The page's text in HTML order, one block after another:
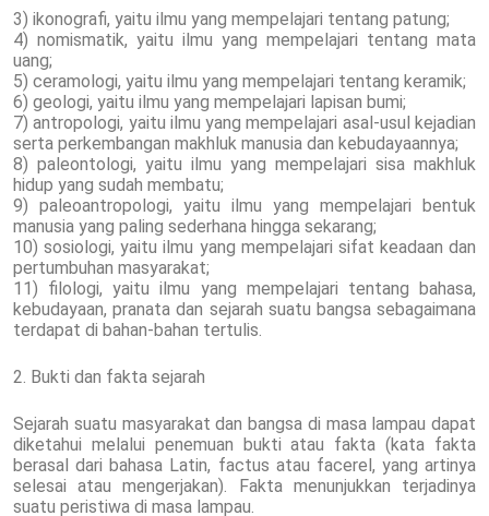
3) ikonografi, yaitu ilmu yang mempelajari tentang patung;
4) nomismatik, yaitu ilmu yang mempelajari tentang mata
uang;
5) ceramologi, yaitu ilmu yang mempelajari tentang keramik;
6) geologi, yaitu ilmu yang mempelajari lapisan bumi;
7) antropologi, yaitu ilmu yang mempelajari asal-usul kejadian
serta perkembangan makhluk manusia dan kebudayaannya;
8) paleontologi, yaitu ilmu yang mempelajari sisa makhluk
hidup yang sudah membatu;
9) paleoantropologi, yaitu ilmu yang mempelajari bentuk
manusia yang paling sederhana hingga sekarang;
10) sosiologi, yaitu ilmu yang mempelajari sifat keadaan dan
pertumbuhan masyarakat;
11) filologi, yaitu ilmu yang mempelajari tentang bahasa,
kebudayaan, pranata dan sejarah suatu bangsa sebagaimana
terdapat di bahan-bahan tertulis.
2. Bukti dan fakta sejarah
Sejarah suatu masyarakat dan bangsa di masa lampau dapat
diketahui melalui penemuan bukti atau fakta (kata fakta
berasal dari bahasa Latin, factus atau facerel, yang artinya
selesai atau mengerjakan). Fakta menunjukkan terjadinya
suatu peristiwa di masa lampau.